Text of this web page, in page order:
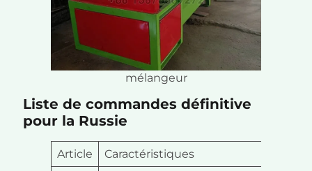
mélangeur
Liste de commandes définitive
pour la Russie
Article
Caractéristiques